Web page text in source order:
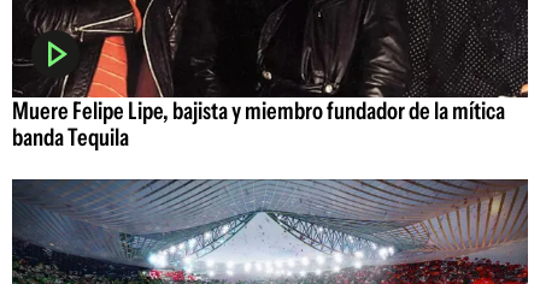
Muere Felipe Lipe, bajista y miembro fundador de la mítica
banda Tequila